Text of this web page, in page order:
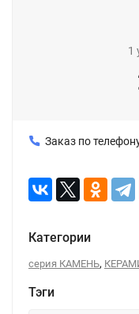
1
Заказ по
Категории
серия КАМЕНЬ,
Тэги